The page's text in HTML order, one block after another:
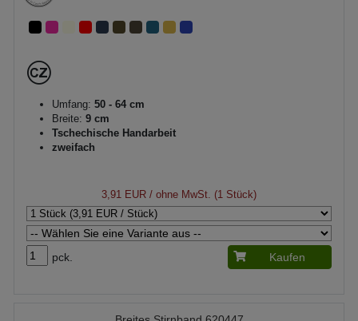
Umfang: 50 - 64 cm
Breite: 9 cm
Tschechische Handarbeit
zweifach
3,91 EUR / ohne MwSt. (1 Stück)
pck. Kaufen